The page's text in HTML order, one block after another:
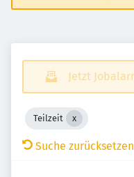
Jetzt
Teilzeit
Suche zurücksetzen